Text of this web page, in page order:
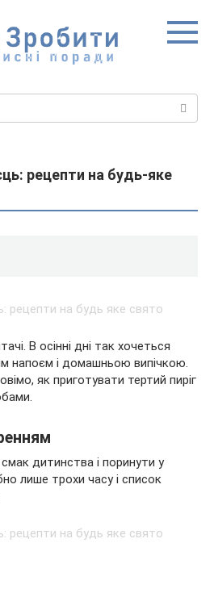
рецепти на будь-яке
В осінні дні так хочеться
напоєм і домашньою випічкою.
як приготувати тертий пиріг
дитинства і поринути у
лише трохи часу і список